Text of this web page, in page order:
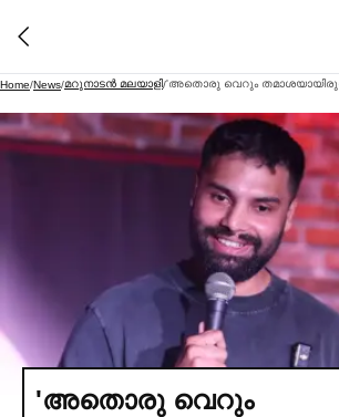
Home/News/മറുനാടന്‍ മലയാളി/
'അതൊരു വെറും